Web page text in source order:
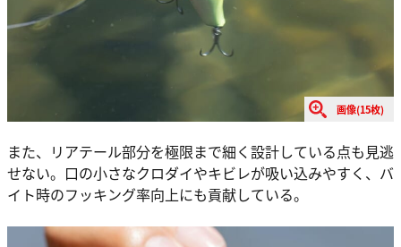
画像(15枚)
また、リアテール部分を極限まで細く設計している点も見逃
せない。口の小さなクロダイやキビレが吸い込みやすく、バ
イト時のフッキング率向上にも貢献している。